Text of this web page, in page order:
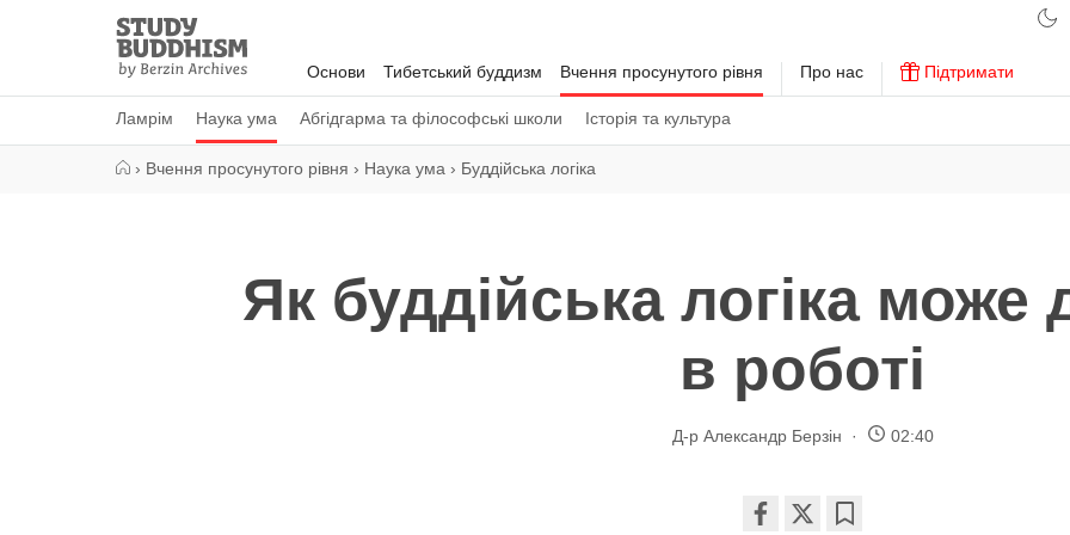
Study
Buddhism
Home
Основи Тибетський буддизм Вчення просунутого рівня
Ламрім Наука ума Абгідгарма та філософські школи Історія та культура
Про нас Підтримати
› Вчення просунутого рівня › Наука ума › Буддійська логіка
Як буддійська логіка може
в роботі
Д-р Александр Берзін 02:40